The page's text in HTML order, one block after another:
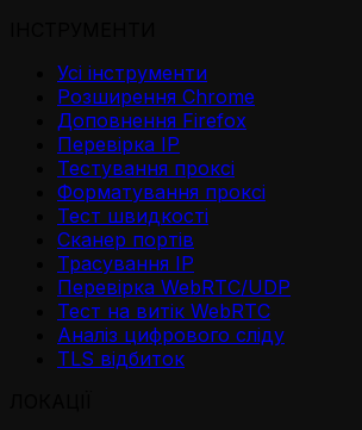
Усі інструменти
Розширення Chrome
Доповнення Firefox
Перевірка IP
Тестування проксі
Форматування проксі
Тест швидкості
Сканер портів
Трасування IP
Перевірка WebRTC/UDP
Тест на витік WebRTC
Аналіз цифрового сліду
TLS відбиток